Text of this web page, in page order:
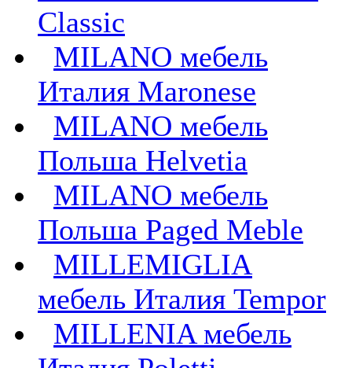
Classic
MILANO мебель
Италия Maronese
MILANO мебель
Польша Helvetia
MILANO мебель
Польша Paged Meble
MILLEMIGLIA
мебель Италия Tempor
MILLENIA мебель